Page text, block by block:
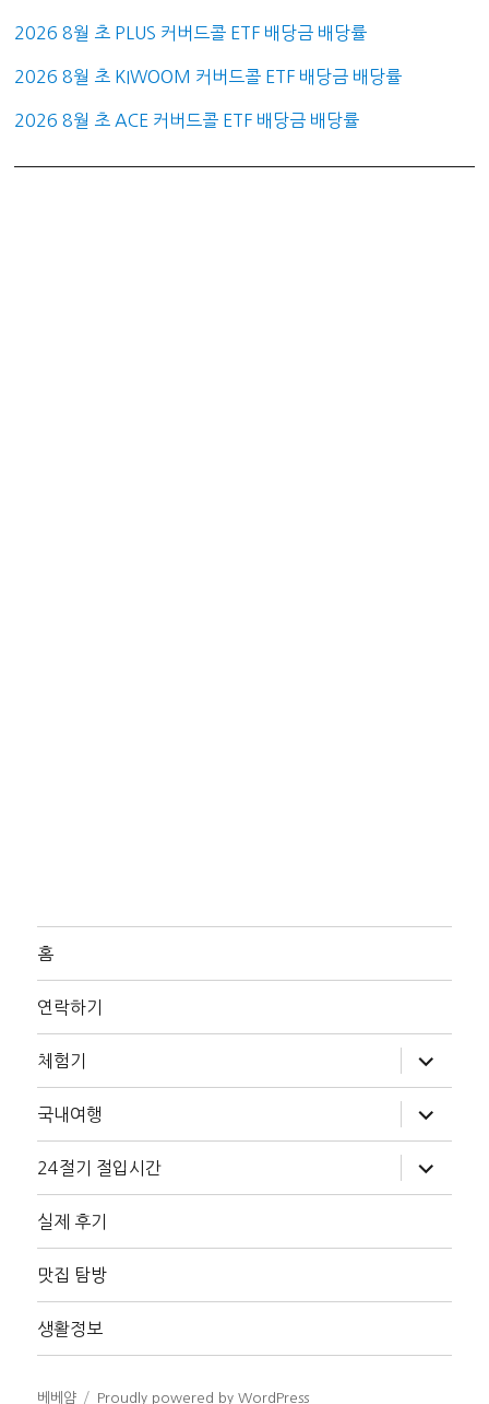
2026 8월 초 PLUS 커버드콜 ETF 배당금 배당률
2026 8월 초 KIWOOM 커버드콜 ETF 배당금 배당률
2026 8월 초 ACE 커버드콜 ETF 배당금 배당률
홈
연락하기
체험기
위
메
확
장
국내여행
위
메
확
장
24절기 절입시간
위
메
장
실제 후기
맛집 탐방
생활정보
베베얌 Proudly powered by WordPress